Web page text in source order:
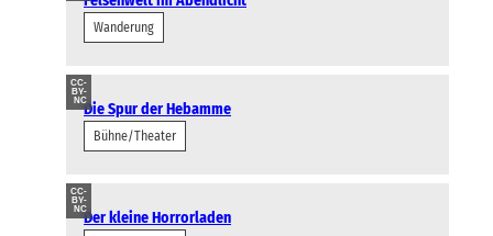
Wanderung
CC-
BY-
NCDie Spur der Hebamme
Bühne/Theater
CC-
BY-
NCDer kleine Horrorladen